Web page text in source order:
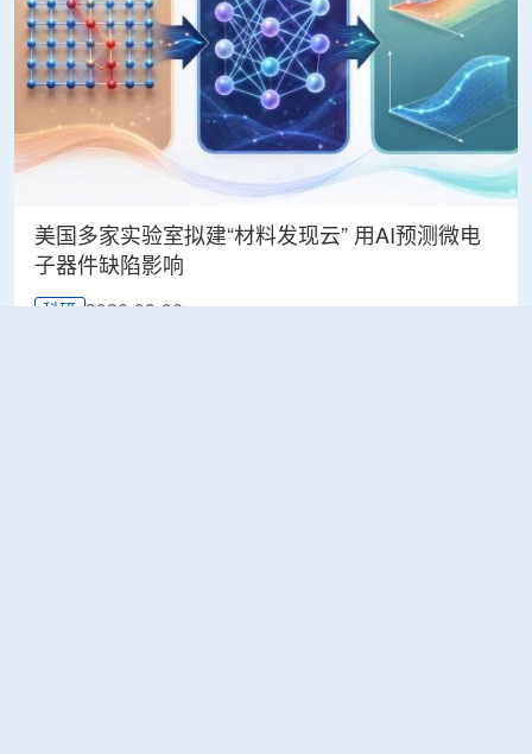
美国多家实验室拟建“材料发现云” 用AI预测微电
子器件缺陷影响
科研 2026-08-06